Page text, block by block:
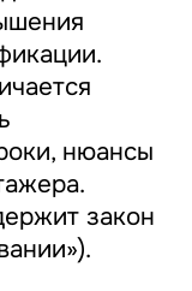
нюансы
закон